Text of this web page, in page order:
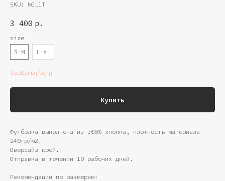
SKU: NGL1T
3 400 р.
size
S-M
L-XL
tee&amp;long
Купить
Футболка выполнена из 100% хлопка, плотность материала
240гр/м2.
Оверсайз крой.
Отправка в течении 10 рабочих дней.
Рекомендации по размерам: